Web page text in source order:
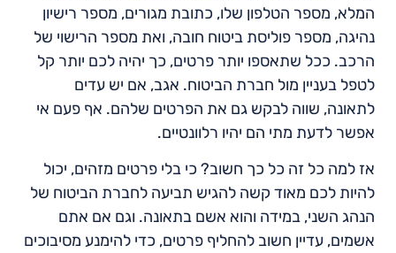
המלא, מספר הטלפון שלו, כתובת מגורים, מספר רישיון
נהיגה, מספר פוליסת ביטוח חובה, ואת מספר הרישוי של
הרכב. ככל שתאספו יותר פרטים, כך יהיה לכם יותר קל
לטפל בעניין מול חברת הביטוח. אגב, אם יש עדים
לתאונה, שווה לבקש גם את הפרטים שלהם. אף פעם אי
אפשר לדעת מתי הם יהיו רלוונטיים.
אז למה כל זה כל כך חשוב? כי בלי פרטים מזהים, יכול
להיות לכם מאוד קשה להגיש תביעה לחברת הביטוח של
הנהג השני, במידה והוא אשם בתאונה. וגם אם אתם
אשמים, עדיין חשוב להחליף פרטים, כדי להימנע מסיבוכים